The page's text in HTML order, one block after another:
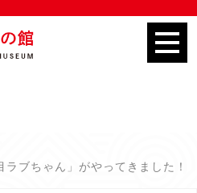
ラブちゃん」がやってきました！